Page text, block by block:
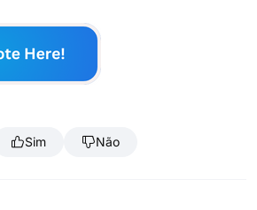
Sim Não